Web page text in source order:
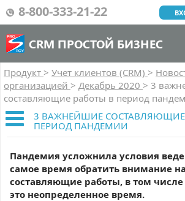
8-800-333-21-22
CRM ПРОСТОЙ БИЗНЕС
Продукт > Учет клиентов (CRM) >
организацией > Декабрь 2020 > 3
составляющие работы в период
3 ВАЖНЕЙШИЕ СОСТАВЛЯЮЩИЕ
ПЕРИОД ПАНДЕМИИ
Пандемия усложнила условия
самое время обратить внимание
составляющие работы, в том
это неопределенное время.